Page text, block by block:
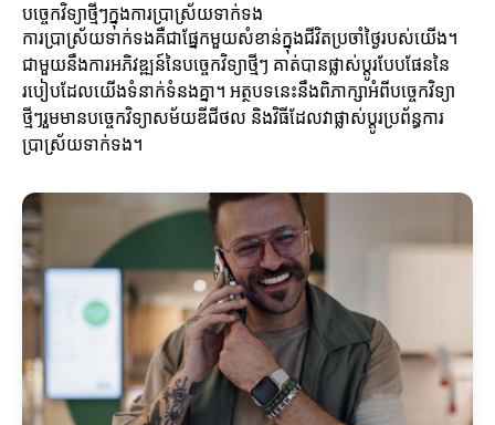
បច្ចេកវិទ្យាថ្មីៗក្នុងការប្រាស្រ័យទាក់ទង
ការប្រាស្រ័យទាក់ទងគឺជាផ្នែកមួយសំខាន់ក្នុងជីវិតប្រចាំថ្ងៃរបស់យើង។
ជាមួយនឹងការអភិវឌ្ឍន៍នៃបច្ចេកវិទ្យាថ្មីៗ គាត់បានផ្លាស់ប្តូរបែបផែននៃ
របៀបដែលយើងទំនាក់ទំនងគ្នា។ អត្ថបទនេះនឹងពិភាក្សាអំពីបច្ចេកវិទ្យា
ថ្មីៗរួមមានបច្ចេកវិទ្យាសម័យឌីជីថល និងវិធីដែលវាផ្លាស់ប្តូរប្រព័ន្ធការ
ប្រាស្រ័យទាក់ទង។